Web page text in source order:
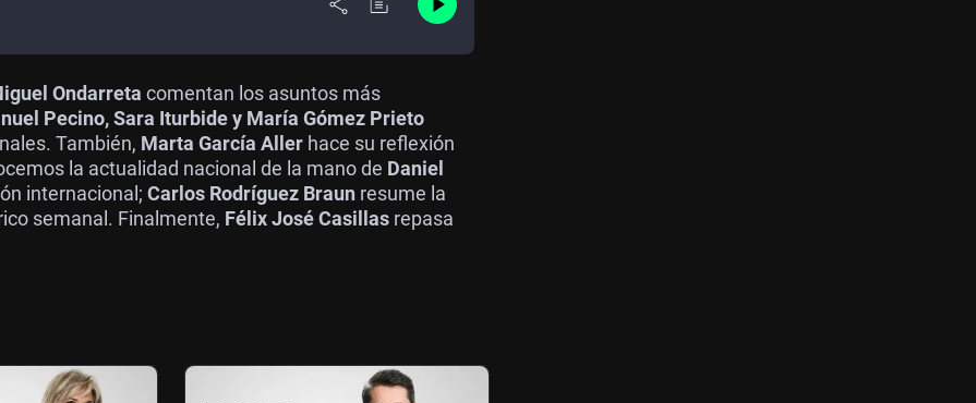
Ondarreta comentan los asuntos más
Pecino, Sara Iturbide y María Gómez Prieto
También, Marta García Aller hace su reflexión
la actualidad nacional de la mano de Daniel
internacional; Carlos Rodríguez Braun resume la
semanal. Finalmente, Félix José Casillas repasa